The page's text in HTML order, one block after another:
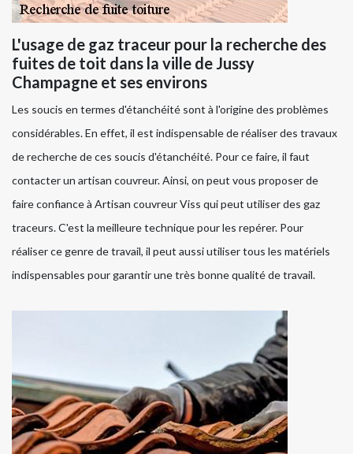
L'usage de gaz traceur pour la recherche des
fuites de toit dans la ville de Jussy
Champagne et ses environs
Les soucis en termes d'étanchéité sont à l'origine des problèmes
considérables. En effet, il est indispensable de réaliser des travaux
de recherche de ces soucis d'étanchéité. Pour ce faire, il faut
contacter un artisan couvreur. Ainsi, on peut vous proposer de
faire confiance à Artisan couvreur Viss qui peut utiliser des gaz
traceurs. C'est la meilleure technique pour les repérer. Pour
réaliser ce genre de travail, il peut aussi utiliser tous les matériels
indispensables pour garantir une très bonne qualité de travail.